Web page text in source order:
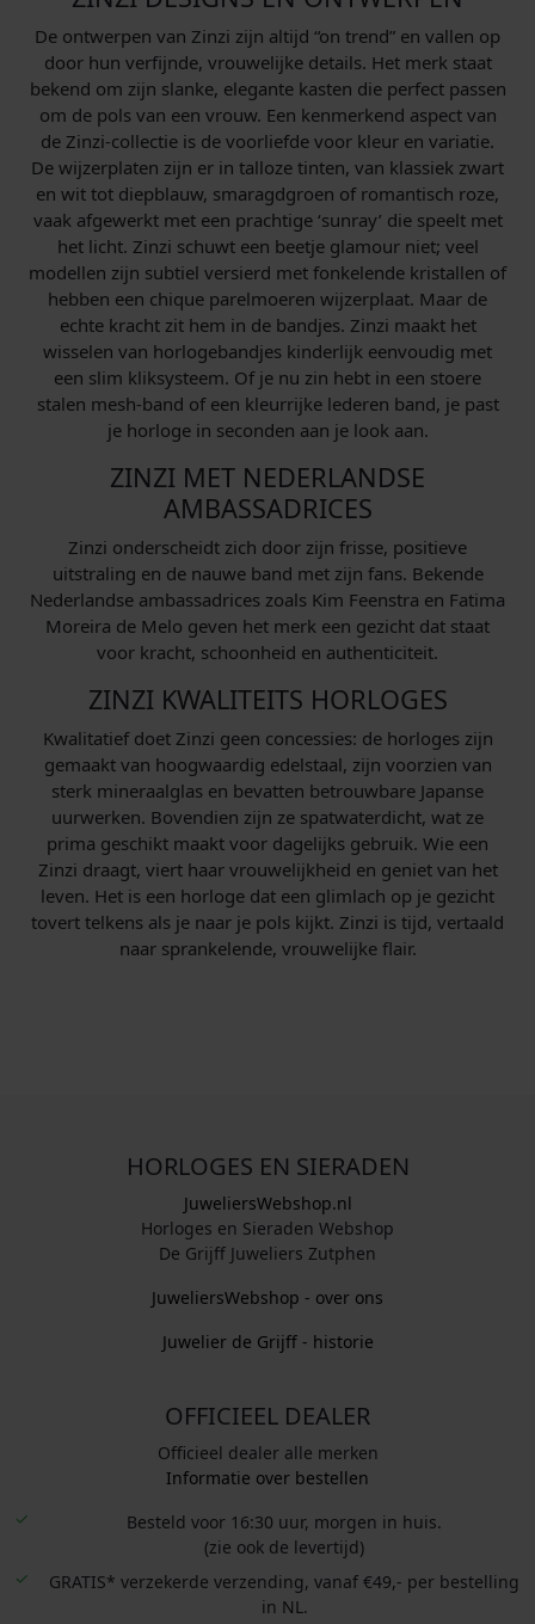
De ontwerpen van Zinzi zijn altijd “on trend” en vallen op
door hun verfijnde, vrouwelijke details. Het merk staat
bekend om zijn slanke, elegante kasten die perfect passen
om de pols van een vrouw. Een kenmerkend aspect van
de Zinzi-collectie is de voorliefde voor kleur en variatie.
De wijzerplaten zijn er in talloze tinten, van klassiek zwart
en wit tot diepblauw, smaragdgroen of romantisch roze,
vaak afgewerkt met een prachtige ‘sunray’ die speelt met
het licht. Zinzi schuwt een beetje glamour niet; veel
modellen zijn subtiel versierd met fonkelende kristallen of
hebben een chique parelmoeren wijzerplaat. Maar de
echte kracht zit hem in de bandjes. Zinzi maakt het
wisselen van horlogebandjes kinderlijk eenvoudig met
een slim kliksysteem. Of je nu zin hebt in een stoere
stalen mesh-band of een kleurrijke lederen band, je past
je horloge in seconden aan je look aan.
ZINZI MET NEDERLANDSE
AMBASSADRICES
Zinzi onderscheidt zich door zijn frisse, positieve
uitstraling en de nauwe band met zijn fans. Bekende
Nederlandse ambassadrices zoals Kim Feenstra en Fatima
Moreira de Melo geven het merk een gezicht dat staat
voor kracht, schoonheid en authenticiteit.
ZINZI KWALITEITS HORLOGES
Kwalitatief doet Zinzi geen concessies: de horloges zijn
gemaakt van hoogwaardig edelstaal, zijn voorzien van
sterk mineraalglas en bevatten betrouwbare Japanse
uurwerken. Bovendien zijn ze spatwaterdicht, wat ze
prima geschikt maakt voor dagelijks gebruik. Wie een
Zinzi draagt, viert haar vrouwelijkheid en geniet van het
leven. Het is een horloge dat een glimlach op je gezicht
tovert telkens als je naar je pols kijkt. Zinzi is tijd, vertaald
naar sprankelende, vrouwelijke flair.
HORLOGES EN SIERADEN
JuweliersWebshop.nl
Horloges en Sieraden Webshop
De Grijff Juweliers Zutphen
JuweliersWebshop - over ons
Juwelier de Grijff - historie
OFFICIEEL DEALER
Officieel dealer alle merken
Informatie over bestellen
Besteld voor 16:30 uur, morgen in huis.
(zie ook de levertijd)
GRATIS* verzekerde verzending, vanaf €49,- per bestelling
in NL.